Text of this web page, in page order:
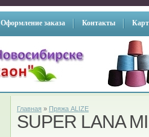
Оформление заказа Контакты
Главная » Пряжа ALIZE
SUPER LANA